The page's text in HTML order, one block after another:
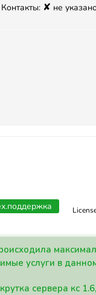
Контакты: ✘ не
услуги в
сервера кс